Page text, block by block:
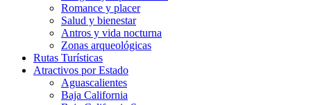
Romance y placer
Salud y bienestar
Antros y vida nocturna
Zonas arqueológicas
Rutas Turísticas
Atractivos por Estado
Aguascalientes
Baja California